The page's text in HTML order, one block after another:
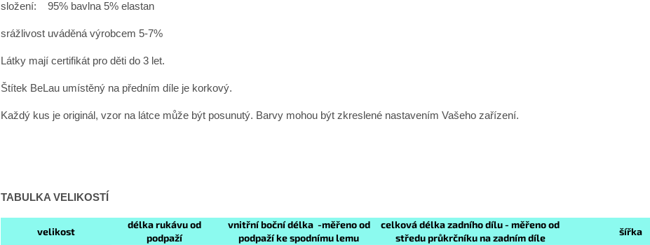
složení: 95% bavlna 5% elastan
srážlivost uváděná výrobcem 5-7%
Látky mají certifikát pro děti do 3 let.
Štítek BeLau umístěný na předním díle je korkový.
Každý kus je originál, vzor na látce může být posunutý. Barvy mohou být zkreslené nastavením Vašeho zařízení.
TABULKA VELIKOSTÍ
velikost
délka rukávu od
podpaží
vnitřní boční délka -měřeno od
podpaží ke spodnímu lemu
celková délka zadního dílu - měřeno od
středu průkrčníku na zadním díle
šířka